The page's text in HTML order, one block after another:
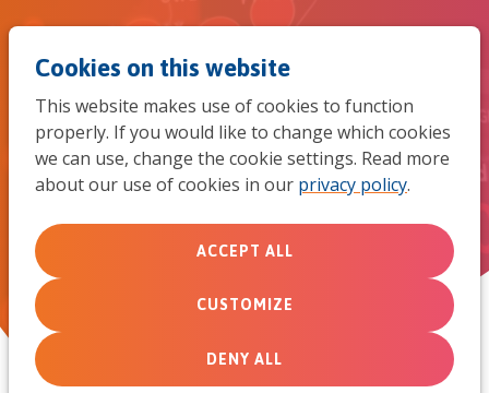
Cookies on this website
This website makes use of cookies to function
properly. If you would like to change which cookies
we can use, change the cookie settings. Read more
about our use of cookies in our privacy policy.
ACCEPT ALL
CUSTOMIZE
DENY ALL
Zending en corona: een aantal
richtlijnen
March 19, 2020